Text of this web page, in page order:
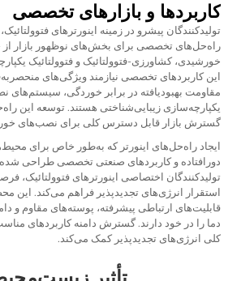
کاربردها و بازارهای تخصصی
تولیدکنندگان پیشرو در زمینه اینورترهای
راه‌حل‌های تخصصی برای بخش‌های نوظهور بازار
خورشیدی، کشاورزی-فتوولتائیک و فتوولتائیک
این کاربردهای تخصصی نیازمند ویژگی‌های
مقاومت بهبودیافته در برابر خوردگی،
یکپارچه‌سازی زیبایی‌شناختی هستند. توسعه این
گسترش بازار قابل دسترس کلی برای نصب‌های
ایجاد راه‌حل‌های اینورتر که به‌طور خاص برای
دورافتاده و کاربردهای صنعتی تخصصی طراحی
تولیدکنندگان اختصاصی اینورترهای فتوولتائیک،
استقرار انرژی‌های تجدیدپذیر فراهم می‌کند.
قابلیت‌های ارتباطی پیشرفته، پوسته‌های مقاوم و
دما را در خود دارند. گسترش دامنه کاربردهای
کلی انرژی‌های تجدیدپذیر کمک می‌کند.